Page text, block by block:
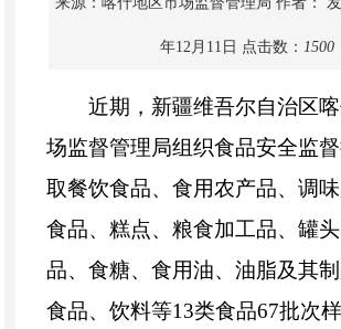
年12月11日 点击数： 1500
近期，新疆维吾尔自治区
场监督管理局组织食品安全监
取餐饮食品、食用农产品、调
食品、糕点、粮食加工品、罐头
品、食糖、食用油、油脂及其
食品、饮料等13类食品67批次